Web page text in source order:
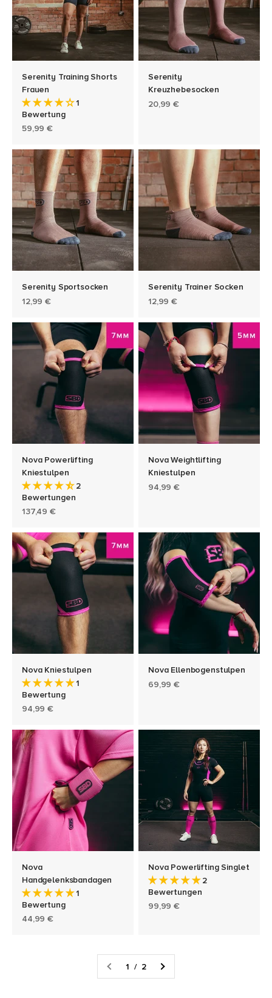
Serenity Training Shorts
Frauen
1
Bewertung
Angebot
59,99 €
Serenity
Kreuzhebesocken
Angebot
20,99 €
Serenity Sportsocken
Angebot
12,99 €
Serenity Trainer Socken
Angebot
12,99 €
Nova Powerlifting
Kniestulpen
2
Bewertungen
Angebot
137,49 €
Nova Weightlifting
Kniestulpen
Angebot
94,99 €
Nova Kniestulpen
1
Bewertung
Angebot
94,99 €
Nova Ellenbogenstulpen
Angebot
69,99 €
Nova
Handgelenksbandagen
1
Bewertung
Angebot
44,99 €
Nova Powerlifting Singlet
2
Bewertungen
Angebot
99,99 €
1 / 2